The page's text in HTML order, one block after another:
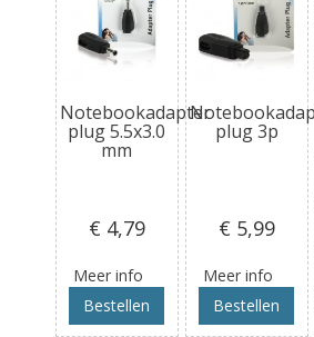
Notebookadapter
plug 5.5x3.0
mm
€ 4,79
Meer info
Bestellen
plug 3p
€ 5,99
Meer info
Bestellen